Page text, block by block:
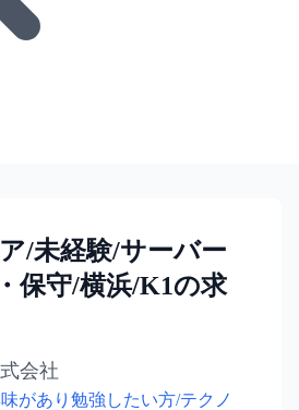
/未経験/サーバー
保守/横浜/K1の求
会社
があり勉強したい方/テクノ